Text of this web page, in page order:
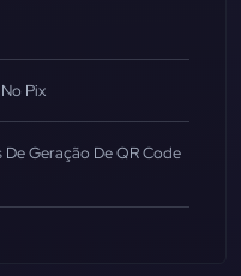
Pix
De Geração De QR Code